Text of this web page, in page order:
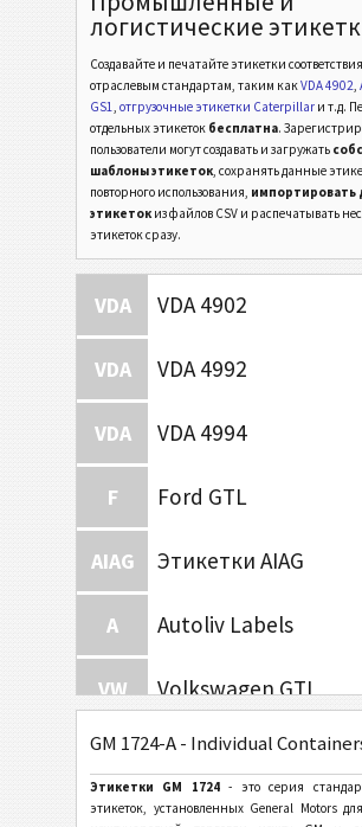
логистические
Создавайте и печатайте этикетки
отраслевым стандартам, таким какVDA 4902,
GS1, отгрузочные этикетки Caterpillar и т.д.
отдельных этикеток бесплатна.
пользователи могут создавать и загружать
шаблоны этикеток, сохранять данные
повторного использования, импортировать
этикеток из файлов CSV и распечатывать
этикеток сразу.
VDA VDA 4902
VDA VDA 4992
VDA VDA 4994
F Ford GTL
AIAG Этикетки AIAG
A Autoliv Labels
VW Volkswagen GTL
GM General Motors
GM 1724-A - Individual
Этикетки GM 1724- это серия
этикеток, установленных General Motors